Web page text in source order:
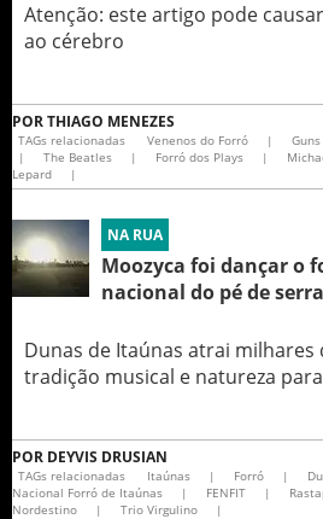
Atenção: este artigo pode
ao cérebro
PORTHIAGO MENEZES
TAGs relacionadas Venenos do Forró | Guns
|
The Beatles | Forró dos Plays |
Lepard
|
NA RUA
Moozyca foi dançar o
nacional do pé de serra
Dunas de Itaúnas atrai milhares
tradição musical e natureza
POR DEYVIS DRUSIAN
TAGs relacionadas Itaúnas | Forró |
Nacional Forró de Itaúnas
| FENFIT |
Nordestino
| Trio Virgulino |